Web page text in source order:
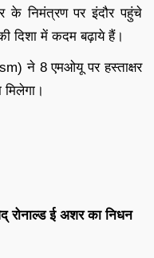
के निमंत्रण पर इंदौर पहुंचे
दिशा में कदम बढ़ाये हैं।
ने 8 एमओयू पर हस्ताक्षर
रोनाल्ड ई अशर का निधन